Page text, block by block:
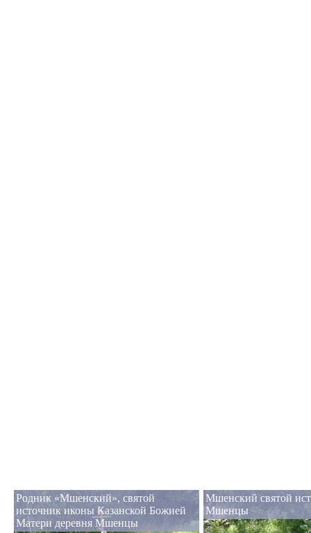
Родник «Мшенский», святой
источник иконы Казанской Божией
Матери деревня Мшенцы
Мшенский святой
Мшенцы